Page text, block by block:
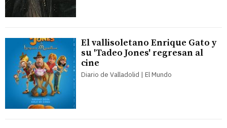
El vallisoletano Enrique Gato y
su 'Tadeo Jones' regresan al
cine
Diario de Valladolid | El Mundo